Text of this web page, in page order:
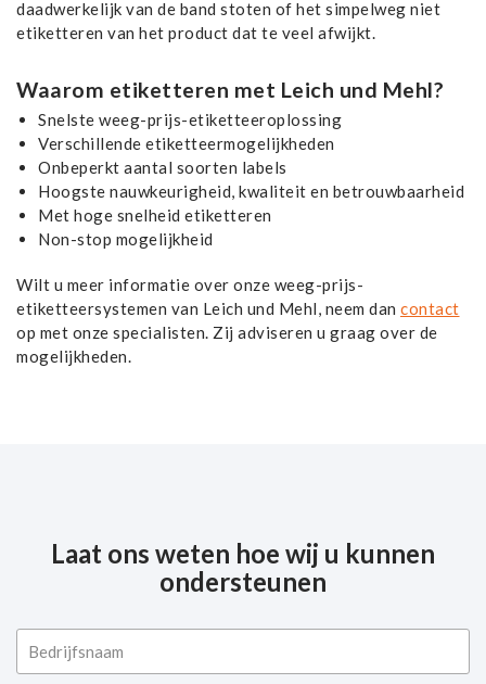
daadwerkelijk van de band stoten of het simpelweg niet
etiketteren van het product dat te veel afwijkt.
Waarom etiketteren met Leich und Mehl?
Snelste weeg-prijs-etiketteeroplossing
Verschillende etiketteermogelijkheden
Onbeperkt aantal soorten labels
Hoogste nauwkeurigheid, kwaliteit en betrouwbaarheid
Met hoge snelheid etiketteren
Non-stop mogelijkheid
Wilt u meer informatie over onze weeg-prijs-
etiketteersystemen van Leich und Mehl, neem dan contact
op met onze specialisten. Zij adviseren u graag over de
mogelijkheden.
Laat ons weten hoe wij u kunnen
ondersteunen